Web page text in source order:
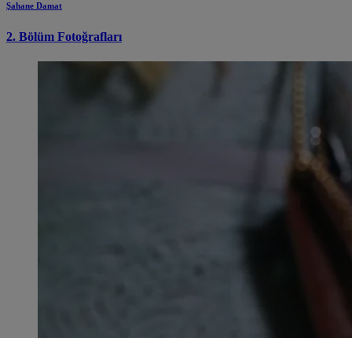
Şahane Damat
2. Bölüm Fotoğrafları